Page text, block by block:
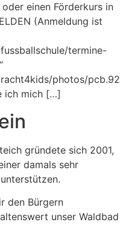
einen Förderkurs in
(Anmeldung ist
termine-
photos/
ich mich […]
gründete sich 2001,
damals sehr
den Bürgern
unser Waldbad